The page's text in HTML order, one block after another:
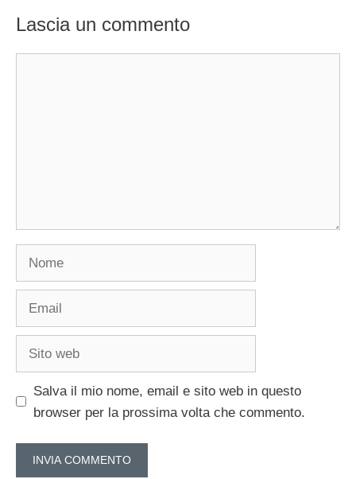
Lascia un commento
Salva il mio nome, email e sito web in questo
browser per la prossima volta che commento.